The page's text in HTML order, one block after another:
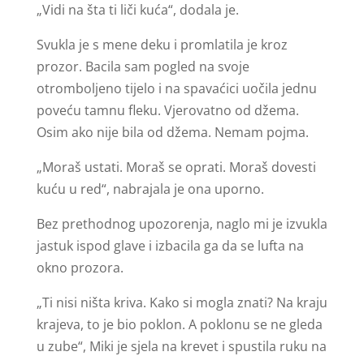
„Vidi na šta ti liči kuća“, dodala je.
Svukla je s mene deku i promlatila je kroz
prozor. Bacila sam pogled na svoje
otromboljeno tijelo i na spavaćici uočila jednu
poveću tamnu fleku. Vjerovatno od džema.
Osim ako nije bila od džema. Nemam pojma.
„Moraš ustati. Moraš se oprati. Moraš dovesti
kuću u red“, nabrajala je ona uporno.
Bez prethodnog upozorenja, naglo mi je izvukla
jastuk ispod glave i izbacila ga da se lufta na
okno prozora.
„Ti nisi ništa kriva. Kako si mogla znati? Na kraju
krajeva, to je bio poklon. A poklonu se ne gleda
u zube“, Miki je sjela na krevet i spustila ruku na